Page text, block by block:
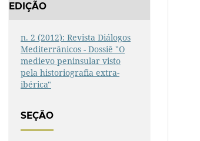
EDIÇÃO
n. 2 (2012): Revista Diálogos
Mediterrânicos - Dossiê "O
medievo peninsular visto
pela historiografia extra-
ibérica"
SEÇÃO